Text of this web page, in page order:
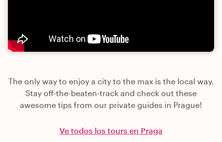
The only way to enjoy a city to the max is the local way.
Stay off-the-beaten-track and check out these
awesome tips from our private guides in Prague!
Ve todos los tours en Praga